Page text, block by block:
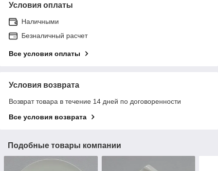
Условия оплаты
Наличными
Безналичный расчет
Все условия оплаты
Условия возврата
Возврат товара в течение 14 дней по договоренности
Все условия возврата
Подобные товары компании